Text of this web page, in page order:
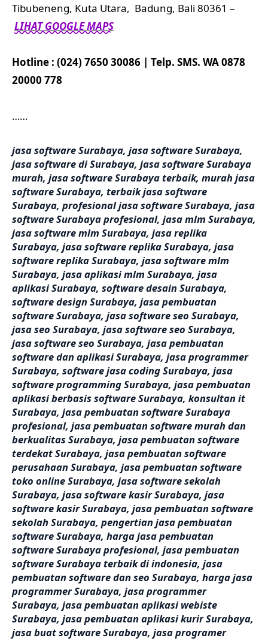
Tibubeneng, Kuta Utara, Badung, Bali 80361 –
LIHAT GOOGLE MAPS
Hotline : (024) 7650 30086 | Telp. SMS. WA 0878
20000 778
……
jasa software Surabaya, jasa software Surabaya,
jasa software di Surabaya, jasa software Surabaya
murah, jasa software Surabaya terbaik, murah jasa
software Surabaya, terbaik jasa software
Surabaya, profesional jasa software Surabaya, jasa
software Surabaya profesional, jasa mlm Surabaya,
jasa software mlm Surabaya, jasa replika
Surabaya, jasa software replika Surabaya, jasa
software replika Surabaya, jasa software mlm
Surabaya, jasa aplikasi mlm Surabaya, jasa
aplikasi Surabaya, software desain Surabaya,
software design Surabaya, jasa pembuatan
software Surabaya, jasa software seo Surabaya,
jasa seo Surabaya, jasa software seo Surabaya,
jasa software seo Surabaya, jasa pembuatan
software dan aplikasi Surabaya, jasa programmer
Surabaya, software jasa coding Surabaya, jasa
software programming Surabaya, jasa pembuatan
aplikasi berbasis software Surabaya, konsultan it
Surabaya, jasa pembuatan software Surabaya
profesional, jasa pembuatan software murah dan
berkualitas Surabaya, jasa pembuatan software
terdekat Surabaya, jasa pembuatan software
perusahaan Surabaya, jasa pembuatan software
toko online Surabaya, jasa software sekolah
Surabaya, jasa software kasir Surabaya, jasa
software kasir Surabaya, jasa pembuatan software
sekolah Surabaya, pengertian jasa pembuatan
software Surabaya, harga jasa pembuatan
software Surabaya profesional, jasa pembuatan
software Surabaya terbaik di indonesia, jasa
pembuatan software dan seo Surabaya, harga jasa
programmer Surabaya, jasa programmer
Surabaya, jasa pembuatan aplikasi webiste
Surabaya, jasa pembuatan aplikasi kurir Surabaya,
jasa buat software Surabaya, jasa programer